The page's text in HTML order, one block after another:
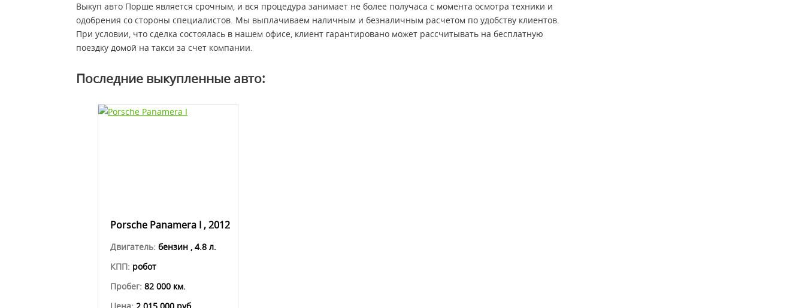
Выкуп авто Порше является срочным, и вся процедура занимает не более получаса с момента осмотра техники и
одобрения со стороны специалистов. Мы выплачиваем наличным и безналичным расчетом по удобству клиентов.
При условии, что сделка состоялась в нашем офисе, клиент гарантировано может рассчитывать на бесплатную
поездку домой на такси за счет компании.
Последние выкупленные авто:
Porsche Panamera I , 2012
Двигатель: бензин , 4.8 л.
КПП: робот
Пробег: 82 000 км.